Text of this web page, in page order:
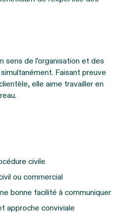
sens de l’organisation et des
Faisant preuve
elle aime travailler en
civile
ou commercial
bonne facilité à communiquer
approche conviviale